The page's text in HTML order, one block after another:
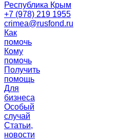
Республика Крым
+7 (978) 219 1955
crimea@rusfond.ru
Как
помочь
Кому
помочь
Получить
помощь
Для
бизнеса
Особый
случай
Статьи,
новости